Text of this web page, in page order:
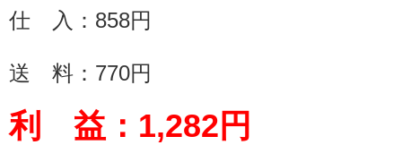
仕 入：858円
送 料： 770円
利 益： 1,282円